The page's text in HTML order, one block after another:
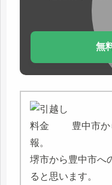
無
豊中市
報。
堺市から豊中市へ
ると思います。